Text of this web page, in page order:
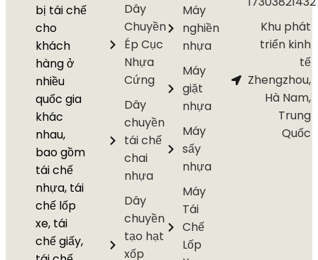
bị tái chế
cho
khách
hàng ở
nhiều
quốc gia
khác
nhau,
bao gồm
tái chế
nhựa, tái
chế lốp
xe, tái
chế giấy,
Dây
Chuyền
Ép Cục
Nhựa
Cứng
Dây
chuyền
tái chế
chai
nhựa
Dây
chuyền
tạo hạt
xốp
Máy
nghiền
nhựa
Máy
giặt
nhựa
Máy
sấy
nhựa
Máy
Tái
Chế
Lốp
Khu phát
triển kinh
tế
Zhengzhou,
Hà Nam,
Trung
Quốc